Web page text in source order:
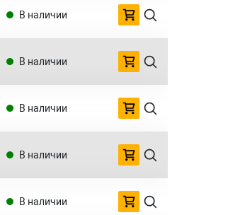
В наличии
В наличии
В наличии
В наличии
В наличии